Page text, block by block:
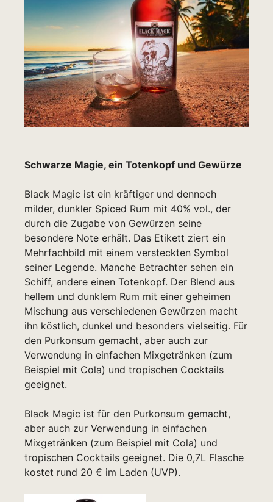
Schwarze Magie, ein Totenkopf und Gewürze
Black Magic ist ein kräftiger und dennoch
milder, dunkler Spiced Rum mit 40% vol., der
durch die Zugabe von Gewürzen seine
besondere Note erhält. Das Etikett ziert ein
Mehrfachbild mit einem versteckten Symbol
seiner Legende. Manche Betrachter sehen ein
Schiff, andere einen Totenkopf. Der Blend aus
hellem und dunklem Rum mit einer geheimen
Mischung aus verschiedenen Gewürzen macht
ihn köstlich, dunkel und besonders vielseitig. Für
den Purkonsum gemacht, aber auch zur
Verwendung in einfachen Mixgetränken (zum
Beispiel mit Cola) und tropischen Cocktails
geeignet.
Black Magic ist für den Purkonsum gemacht,
aber auch zur Verwendung in einfachen
Mixgetränken (zum Beispiel mit Cola) und
tropischen Cocktails geeignet. Die 0,7L Flasche
kostet rund 20 € im Laden (UVP).